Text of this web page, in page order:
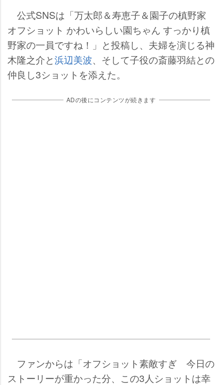
公式SNSは「万太郎＆寿恵子＆園子の槙野家
オフショット かわいらしい園ちゃん すっかり槙
野家の一員ですね！」と投稿し、夫婦を演じる神
木隆之介と浜辺美波、そして子役の斎藤羽結との
仲良し3ショットを添えた。
ADの後にコンテンツが続きます
ファンからは「オフショット素敵すぎ 今日の
ストーリーが重かった分、この3人ショットは幸